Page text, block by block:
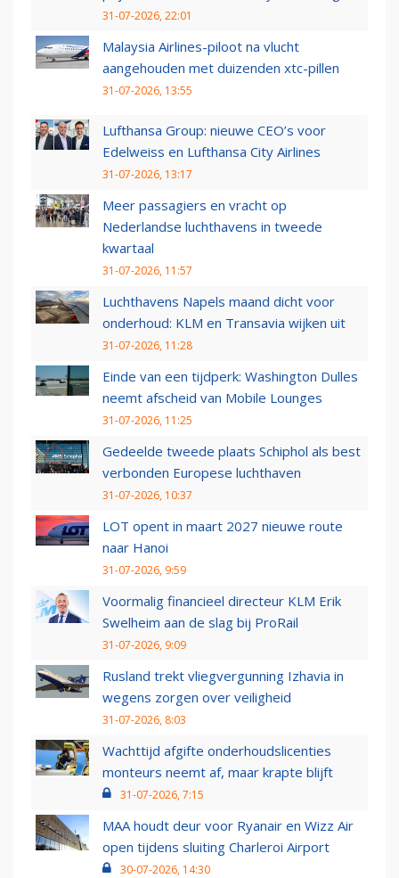
31-07-2026, 22:01
Malaysia Airlines-piloot na vlucht
aangehouden met duizenden xtc-pillen
31-07-2026, 13:55
Lufthansa Group: nieuwe CEO’s voor
Edelweiss en Lufthansa City Airlines
31-07-2026, 13:17
Meer passagiers en vracht op
Nederlandse luchthavens in tweede
kwartaal
31-07-2026, 11:57
Luchthavens Napels maand dicht voor
onderhoud: KLM en Transavia wijken uit
31-07-2026, 11:28
Einde van een tijdperk: Washington Dulles
neemt afscheid van Mobile Lounges
31-07-2026, 11:25
Gedeelde tweede plaats Schiphol als best
verbonden Europese luchthaven
31-07-2026, 10:37
LOT opent in maart 2027 nieuwe route
naar Hanoi
31-07-2026, 9:59
Voormalig financieel directeur KLM Erik
Swelheim aan de slag bij ProRail
31-07-2026, 9:09
Rusland trekt vliegvergunning Izhavia in
wegens zorgen over veiligheid
31-07-2026, 8:03
Wachttijd afgifte onderhoudslicenties
monteurs neemt af, maar krapte blijft
31-07-2026, 7:15
MAA houdt deur voor Ryanair en Wizz Air
open tijdens sluiting Charleroi Airport
30-07-2026, 14:30